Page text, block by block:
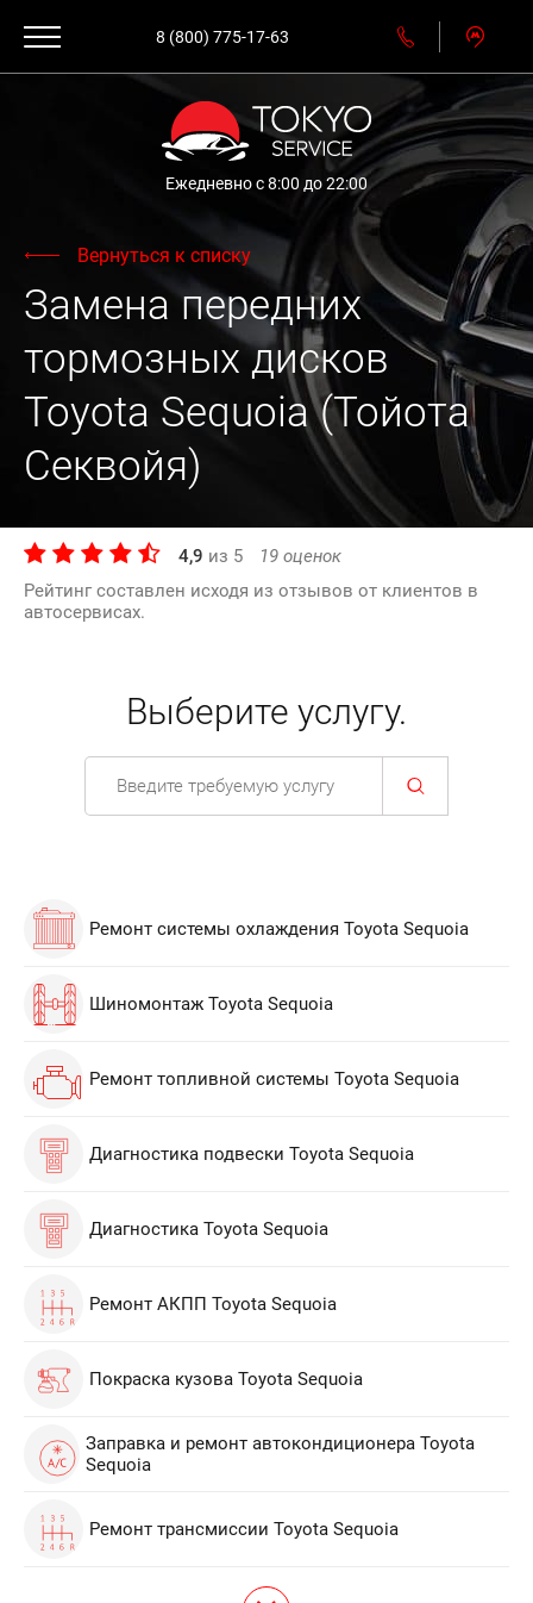
8 (800) 775-17-63
Ежедневно с 8:00 до 22:00
Вернуться к списку
Замена передних
тормозных дисков
Toyota Sequoia (Тойота
Секвойя)
4,9 из 5 19 оценок
Рейтинг составлен исходя из отзывов от клиентов в
автосервисах.
Выберите услугу.
Ремонт системы охлаждения Toyota Sequoia
Шиномонтаж Toyota Sequoia
Ремонт топливной системы Toyota Sequoia
Диагностика подвески Toyota Sequoia
Диагностика Toyota Sequoia
Ремонт АКПП Toyota Sequoia
Покраска кузова Toyota Sequoia
Заправка и ремонт автокондиционера Toyota
Sequoia
Ремонт трансмиссии Toyota Sequoia